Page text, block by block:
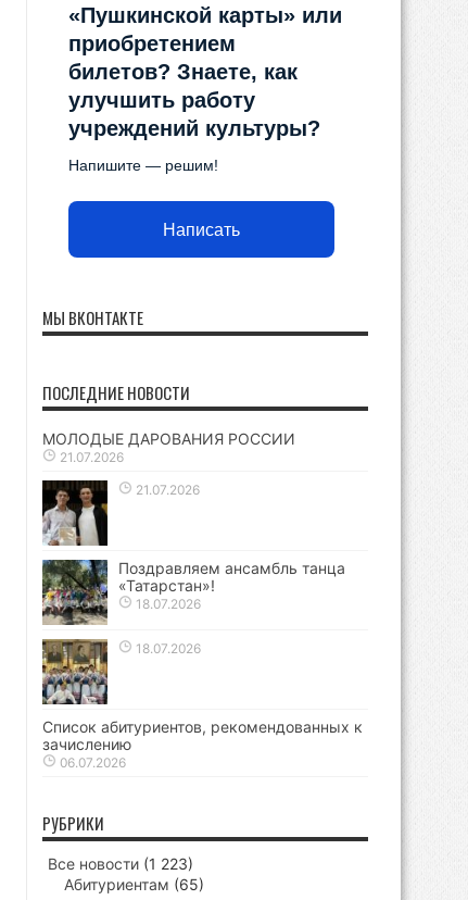
«Пушкинской карты» или
приобретением
билетов? Знаете, как
улучшить работу
учреждений культуры?
Напишите — решим!
Написать
МЫ ВКОНТАКТЕ
ПОСЛЕДНИЕ НОВОСТИ
МОЛОДЫЕ ДАРОВАНИЯ РОССИИ
21.07.2026
21.07.2026
Поздравляем ансамбль танца
«Татарстан»!
18.07.2026
18.07.2026
Список абитуриентов, рекомендованных к
зачислению
06.07.2026
РУБРИКИ
Все новости (1 223)
Абитуриентам (65)